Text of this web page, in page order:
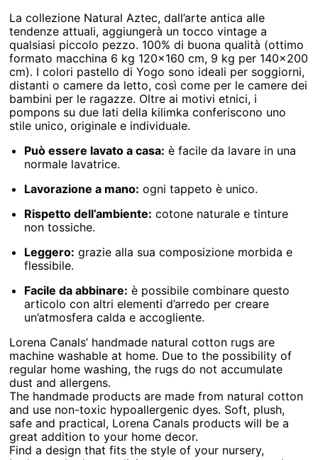
La collezione Natural Aztec, dall’arte antica alle
tendenze attuali, aggiungerà un tocco vintage a
qualsiasi piccolo pezzo. 100% di buona qualità (ottimo
formato macchina 6 kg 120×160 cm, 9 kg per 140×200
cm). I colori pastello di Yogo sono ideali per soggiorni,
distanti o camere da letto, così come per le camere dei
bambini per le ragazze. Oltre ai motivi etnici, i
pompons su due lati della kilimka conferiscono uno
stile unico, originale e individuale.
Può essere lavato a casa: è facile da lavare in una
normale lavatrice.
Lavorazione a mano: ogni tappeto è unico.
Rispetto dell’ambiente: cotone naturale e tinture
non tossiche.
Leggero: grazie alla sua composizione morbida e
flessibile.
Facile da abbinare: è possibile combinare questo
articolo con altri elementi d’arredo per creare
un’atmosfera calda e accogliente.
Lorena Canals’ handmade natural cotton rugs are
machine washable at home. Due to the possibility of
regular home washing, the rugs do not accumulate
dust and allergens.
The handmade products are made from natural cotton
and use non-toxic hypoallergenic dyes. Soft, plush,
safe and practical, Lorena Canals products will be a
great addition to your home decor.
Find a design that fits the style of your nursery,